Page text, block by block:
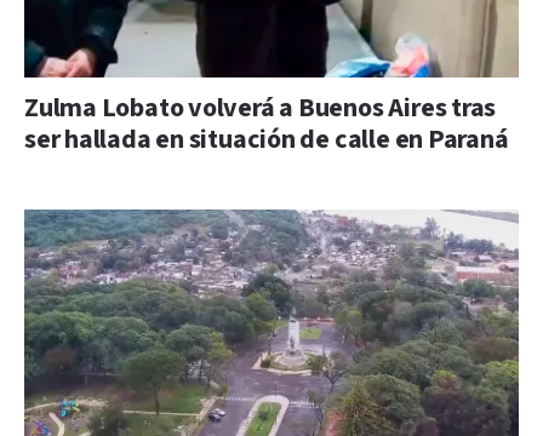
Zulma Lobato volverá a Buenos Aires tras
ser hallada en situación de calle en Paraná